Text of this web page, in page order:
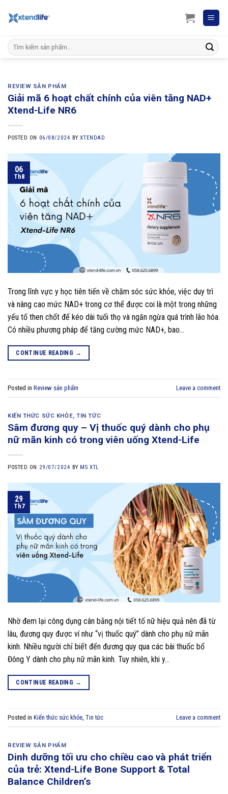
Search
for:
REVIEW SẢN PHẨM
Giải mã 6 hoạt chất chính của viên tăng NAD+
Xtend-Life NR6
POSTED ON 06/08/2024 BYXTENDAD
06
Th8
Trong lĩnh vực y học tiên tiến về chăm sóc sức khỏe, việc duy trì
và nâng cao mức NAD+ trong cơ thể được coi là một trong những
yếu tố then chốt để kéo dài tuổi thọ và ngăn ngừa quá trình lão hóa.
Có nhiều phương pháp để tăng cường mức NAD+, bao…
CONTINUE READING →
Posted in Review sản phẩm Leave a comment
KIẾN THỨC SỨC KHỎE,TIN TỨC
Sâm đương quy – Vị thuốc quý dành cho phụ
nữ mãn kinh có trong viên uống Xtend-Life
POSTED ON 29/07/2024 BY MS XTL
29
Th7
Nhờ đem lại công dụng cân bằng nội tiết tố nữ hiệu quả nên đã từ
lâu, đương quy được ví như “vị thuốc quý” dành cho phụ nữ mãn
kinh. Nhiều người chỉ biết đến đương quy qua các bài thuốc bổ
Đông Y dành cho phụ nữ mãn kinh. Tuy nhiên, khi y…
CONTINUE READING →
Posted in Kiến thức sức khỏe Tin tức Leave a comment
REVIEW SẢN PHẨM
Dinh dưỡng tối ưu cho chiều cao và phát triển
của trẻ: Xtend-Life Bone Support & Total
Balance Children’s